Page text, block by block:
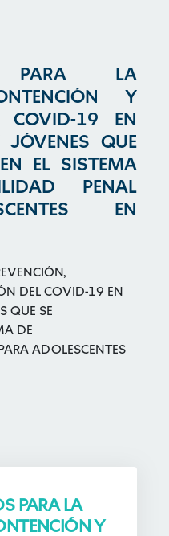
PARA LA
Y
COVID-19 EN
JÓVENES QUE
EL SISTEMA
PENAL
EN
DEL COVID-19 EN
QUE SE
DE
ADOLESCENTES
PARA LA
Y